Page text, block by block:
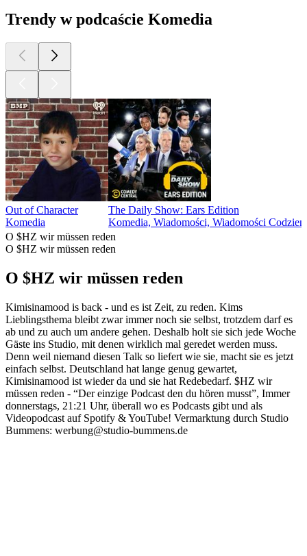
Trendy w podcaście Komedia
Out of Character
Komedia
The Daily Show: Ears Edition
Komedia, Wiadomości, Wiadomości
O $HZ wir müssen reden
O $HZ wir müssen reden
O $HZ wir müssen reden
Kimisinamood is back - und es ist Zeit, zu reden. Kims
Lieblingsthema bleibt zwar immer noch sie selbst, trotzdem darf es
ab und zu auch um andere gehen. Deshalb holt sie sich jede Woche
Gäste ins Studio, mit denen wirklich mal geredet werden muss.
Denn weil niemand diesen Talk so liefert wie sie, macht sie es jetzt
einfach selbst. Deutschland hat lange genug gewartet,
Kimisinamood ist wieder da und sie hat Redebedarf. $HZ wir
müssen reden - “Der einzige Podcast den du hören musst”, Immer
donnerstags, 21:21 Uhr, überall wo es Podcasts gibt und als
Videopodcast auf Spotify & YouTube! Vermarktung durch Studio
Bummens: werbung@studio-bummens.de